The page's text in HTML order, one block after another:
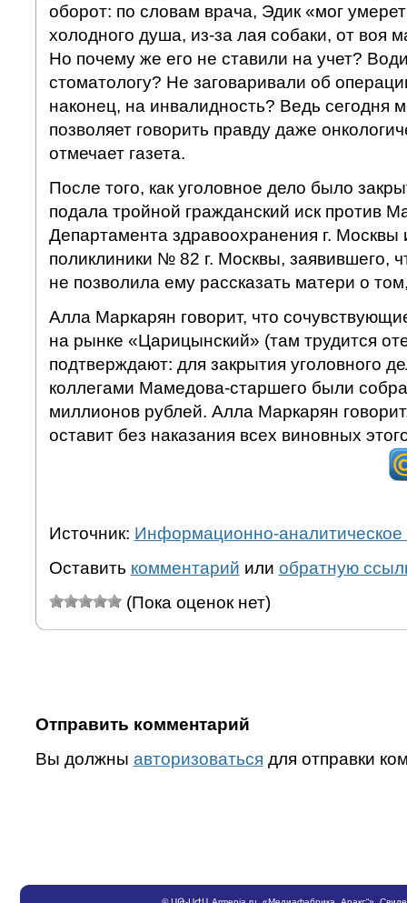
оборот: по словам врача, Эдик «мог
холодного душа, из-за лая собаки, от воя
Но почему же его не ставили на учет?
стоматологу? Не заговаривали об
наконец, на инвалидность? Ведь сегодня
позволяет говорить правду даже
отмечает газета.
После того, как уголовное дело было
подала тройной гражданский иск против
Департамента здравоохранения г. Москвы
поликлиники № 82 г. Москвы, заявившего,
не позволила ему рассказать матери о
Алла Маркарян говорит, что
на рынке «Царицынский» (там трудится
подтверждают: для закрытия уголовного
коллегами Мамедова-старшего были
миллионов рублей. Алла Маркарян
оставит без наказания всех виновных
Источник: Информационно-аналитическое
Оставить комментарий или обратную
(Пока оценок нет)
Отправить комментарий
Вы должны авторизоваться для отправки